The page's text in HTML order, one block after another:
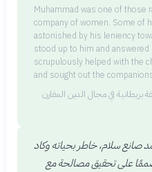
Muhammad was one of those
company of women. Some of
astonished by his leniency
stood up to him and answered
scrupulously helped with the
and sought out the
بريطانية في مجال الدين المقارن
صانع سلام، خاطر بحياته وكاد
على تحقيق مصالحة مع